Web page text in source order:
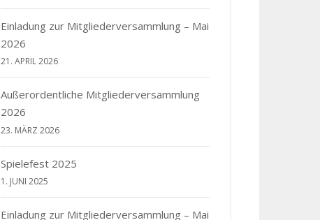
Einladung zur Mitgliederversammlung – Mai
2026
21. APRIL 2026
Außerordentliche Mitgliederversammlung
2026
23. MÄRZ 2026
Spielefest 2025
1. JUNI 2025
Einladung zur Mitgliederversammlung – Mai